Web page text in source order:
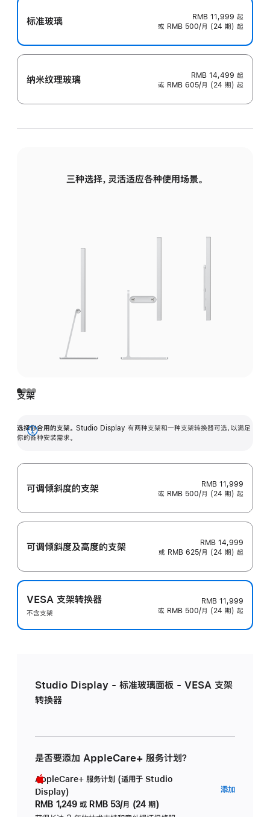
标准玻璃 RMB 11,999 起
或 RMB 500/月 (24 期) 起
纳米纹理玻璃 RMB 14,499 起
或 RMB 605/月 (24 期) 起
三种选择，灵活适应各种使用场景。
支架
选择你合用的支架。 Studio Display 有两种支架和一种支架转换器可选，以满足
你的各种安装需求。
展
可调倾斜度的支架
RMB 11,999
或 RMB 500/月 (24 期) 起
可调倾斜度及高‍度的支‍架
RMB 14,999
或 RMB 625/月 (24 期) 起
VESA 支架转换器
不含支架
RMB 11,999
或 RMB 500/月 (24 期) 起
Studio Display - 标准玻璃面板 - VESA 支架
转换器
是否要添加 AppleCare+ 服务计划？
AppleCare+ 服务计划 (适用于 Studio
Display)
RMB 1,249 或 RMB 53/月 (24 期)
添加